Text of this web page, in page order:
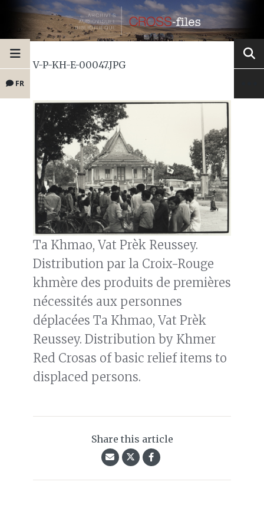
FR
V-P-KH-E-00047.JPG
Ta Khmao, Vat Prèk Reussey.
Distribution par la Croix-Rouge
khmère des produits de premières
nécessités aux personnes
déplacées Ta Khmao, Vat Prèk
Reussey. Distribution by Khmer
Red Crosas of basic relief items to
displaced persons.
Share this article